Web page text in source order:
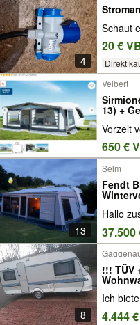
4
Schaut
20 €
Direkt
Velbert
13) +
Vorzelt
650 €
13
Selm
Fendt
Hallo
37.500
8
!!! TÜV +
Ich
4.444